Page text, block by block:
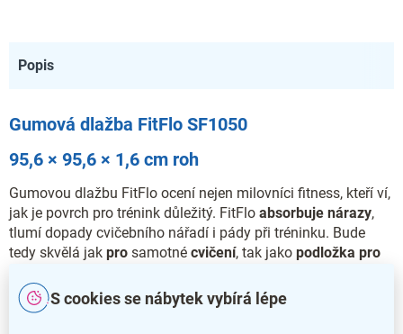
S cookies se nábytek vybírá lépe
Popis
Gumová dlažba FitFlo SF1050
95,6 × 95,6 × 1,6 cm roh
Gumovou dlažbu FitFlo ocení nejen milovníci fitness, kteří ví,
jak je povrch pro trénink důležitý. FitFlo absorbuje nárazy,
tlumí dopady cvičebního nářadí i pády při tréninku. Bude
tedy skvělá jak pro samotné cvičení, tak jako podložka pro
Dlažba najde uplatněnív profesionálních fitness centrech a